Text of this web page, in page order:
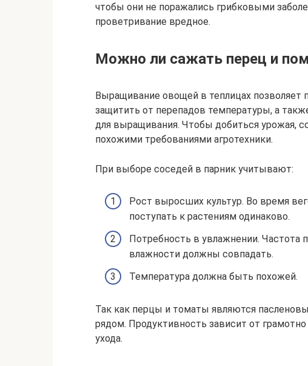
чтобы они не поражались грибковыми
проветривание вредное.
Можно ли сажать перец и
Выращивание овощей в теплицах позволяет
защитить от перепадов температуры, а
для выращивания. Чтобы добиться урожая,
похожими требованиями агротехники.
При выборе соседей в парник учитывают:
Рост выросших культур. Во время
поступать к растениям одинаково.
Потребность в увлажнении. Частота
влажности должны совпадать.
Температура должна быть похожей.
Так как перцы и томаты являются
рядом. Продуктивность зависит от
ухода.